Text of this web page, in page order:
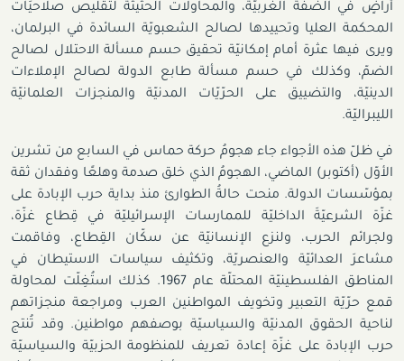
أراضٍ في الضفّة الغربيّة، والمحاولات الحثيثة لتقليص صلاحيَات
المحكمة العليا وتحييدها لصالح الشعبويّة السائدة في البرلمان،
ويرى فيها عثرة أمام إمكانيّة تحقيق حسم مسألة الاحتلال لصالح
الضمّ، وكذلك في حسم مسألة طابع الدولة لصالح الإملاءات
الدينيّة، والتضييق على الحرّيّات المدنيّة والمنجزات العلمانيّة
الليبراليّة.
في ظلّ هذه الأجواء جاء هجومُ حركة حماس في السابع من تشرين
الأوّل (أكتوبر) الماضي، الهجومُ الذي خلق صدمة وهلعًا وفقدان ثقة
بمؤسّسات الدولة. منحت حالةُ الطوارئ منذ بداية حرب الإبادة على
غزّة الشرعيّةَ الداخليّة للممارسات الإسرائيليّة في قِطاع غزّة،
ولجرائم الحرب، ولنزع الإنسانيّة عن سكّان القِطاع، وفاقمت
مشاعرَ العدائيّة والعنصريّة، وتكثيف سياسات الاستيطان في
المناطق الفلسطينيّة المحتلّة عام 1967. كذلك استُغِلّت لمحاولة
قمع حرّيّة التعبير وتخويف المواطنين العرب ومراجعة منجزاتهم
لناحية الحقوق المدنيّة والسياسيّة بوصفهم مواطنين. وقد تُنتج
حرب الإبادة على غزّة إعادة تعريف للمنظومة الحزبيّة والسياسيّة